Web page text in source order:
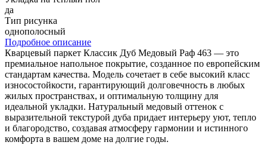
да
Тип рисунка
однополосный
Подробное описание
Кварцевый паркет Классик Дуб Медовый Раф 463 — это
премиальное напольное покрытие, созданное по европейским
стандартам качества. Модель сочетает в себе высокий класс
износостойкости, гарантирующий долговечность в любых
жилых пространствах, и оптимальную толщину для
идеальной укладки. Натуральный медовый оттенок с
выразительной текстурой дуба придает интерьеру уют, тепло
и благородство, создавая атмосферу гармонии и истинного
комфорта в вашем доме на долгие годы.